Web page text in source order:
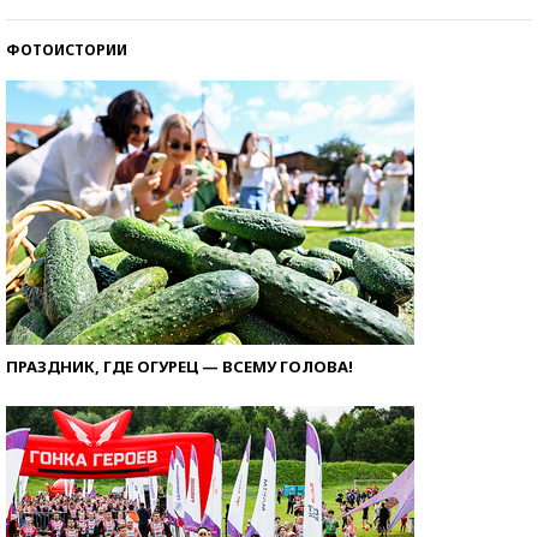
ФОТОИСТОРИИ
ПРАЗДНИК, ГДЕ ОГУРЕЦ — ВСЕМУ ГОЛОВА!